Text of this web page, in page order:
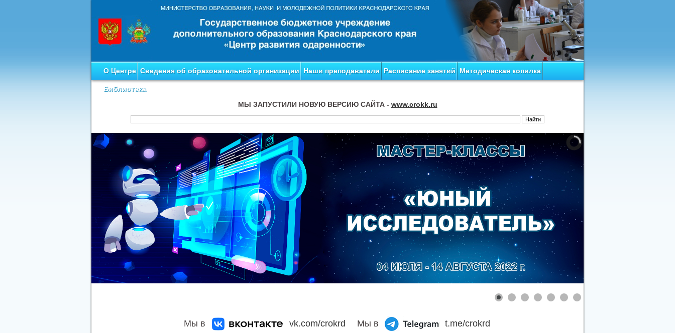
О Центре Сведения об образовательной организации Наши преподаватели Расписание занятий Методическая копилка
Библиотека
МЫ ЗАПУСТИЛИ НОВУЮ ВЕРСИЮ САЙТА - www.crokk.ru
Мы в vk.com/crokrd Мы в t.me/crokrd